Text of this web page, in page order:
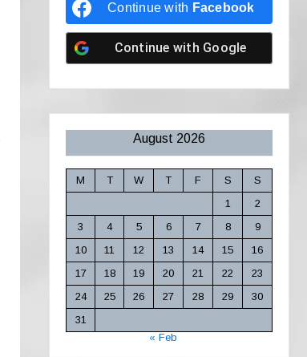
Continue with Facebook
Continue with Google
August 2026
M T W T F S
S
1
2
3
4 5 6 7 8
9
10
11 12 13 14 15
16
17
18 19 20 21 22
23
24
25 26 27 28 29
30
31
« Feb